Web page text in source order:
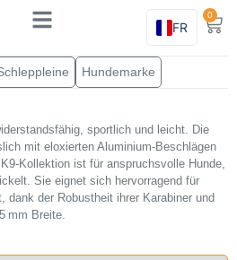
FR
0
Hundemarke
sportlich und leicht. Die
mit eloxierten Aluminium‑Beschlägen
ist für anspruchsvolle Hunde,
Sie eignet sich hervorragend für
dank der Robustheit ihrer Karabiner und
mm Breite.